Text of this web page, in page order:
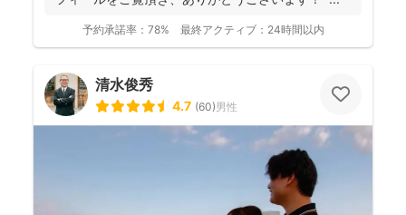
予約承諾率： 78% 最終アクティブ： 24時間以内
清水俊秀
4.7 (60)男性